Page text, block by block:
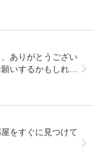
や買取価格の送付
ししながら説明を
も理解できると思
ことなどもすぐに
ことでしたので、
ことにしました。
になることもあっ
話しできるという
で空き家の写真を
が谷さんです。
する予定の中古の
。そこで、生前贈
が心配になってく
いてあげますよ。
話をして下さっ
を聞かせて下さい
来ることを教えて
ありがとうござい
いするかもしれな
をすぐに見つけて